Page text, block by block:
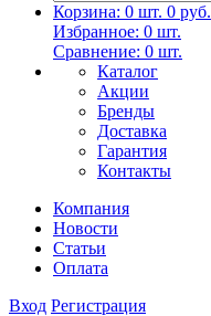
Корзина: 0 шт. 0 руб.
Избранное: 0 шт.
Сравнение: 0 шт.
Каталог
Акции
Бренды
Доставка
Гарантия
Контакты
Компания
Новости
Статьи
Оплата
Вход Регистрация